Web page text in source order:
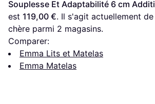
Souplesse Et Adaptabilité 6 cm
est 119,00 €. Il s'agit actuellement
chère parmi 2 magasins.
Comparer:
Emma Lits et Matelas
Emma Matelas